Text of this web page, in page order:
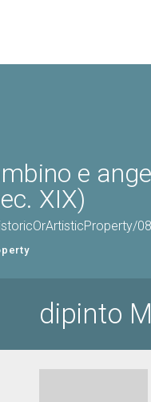
e
XIX)
dipinto